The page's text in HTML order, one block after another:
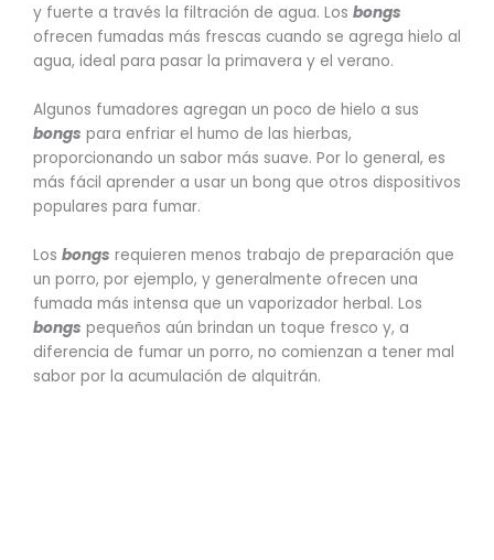
y fuerte a través la filtración de agua. Los bongs
ofrecen fumadas más frescas cuando se agrega hielo al
agua, ideal para pasar la primavera y el verano.
Algunos fumadores agregan un poco de hielo a sus
bongs para enfriar el humo de las hierbas,
proporcionando un sabor más suave. Por lo general, es
más fácil aprender a usar un bong que otros dispositivos
populares para fumar.
Los bongs requieren menos trabajo de preparación que
un porro, por ejemplo, y generalmente ofrecen una
fumada más intensa que un vaporizador herbal. Los
bongs pequeños aún brindan un toque fresco y, a
diferencia de fumar un porro, no comienzan a tener mal
sabor por la acumulación de alquitrán.